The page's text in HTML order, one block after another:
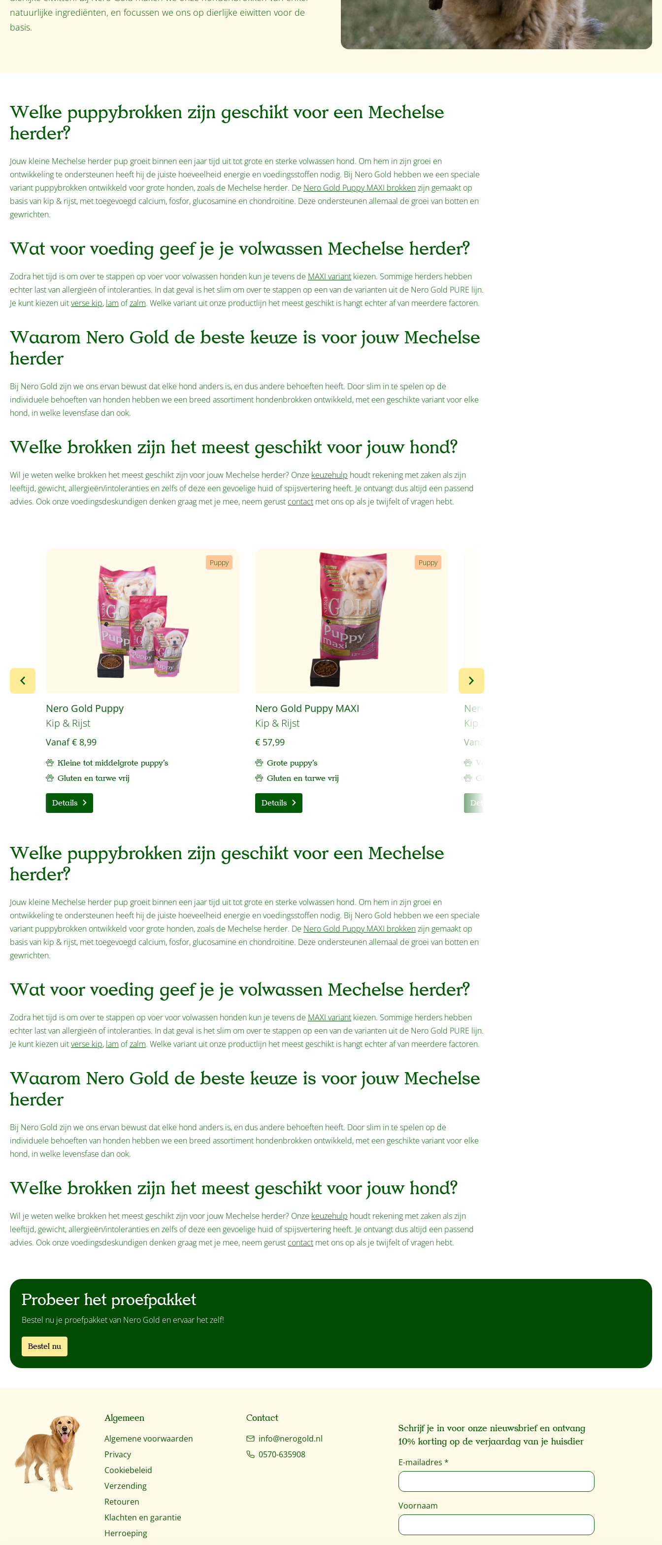
natuurlijke ingrediënten, en focussen we ons op dierlijke eiwitten voor de
basis.
Welke puppybrokken zijn geschikt voor een Mechelse
herder?
Jouw kleine Mechelse herder pup groeit binnen een jaar tijd uit tot grote en sterke volwassen hond. Om hem in zijn groei en
ontwikkeling te ondersteunen heeft hij de juiste hoeveelheid energie en voedingsstoffen nodig. Bij Nero Gold hebben we een speciale
variant puppybrokken ontwikkeld voor grote honden, zoals de Mechelse herder. De Nero Gold Puppy MAXI brokkenzijn gemaakt op
basis van kip & rijst, met toegevoegd calcium, fosfor, glucosamine en chondroitine. Deze ondersteunen allemaal de groei van botten en
gewrichten.
Wat voor voeding geef je je volwassen Mechelse herder?
Zodra het tijd is om over te stappen op voer voor volwassen honden kun je tevens de MAXI variant kiezen. Sommige herders hebben
echter last van allergieën of intoleranties. In dat geval is het slim om over te stappen op een van de varianten uit de Nero Gold PURE lijn.
Je kunt kiezen uitverse kip, lam ofzalm. Welke variant uit onze productlijn het meest geschikt is hangt echter af van meerdere factoren.
Waarom Nero Gold de beste keuze is voor jouw Mechelse
herder
Bij Nero Gold zijn we ons ervan bewust dat elke hond anders is, en dus andere behoeften heeft. Door slim in te spelen op de
individuele behoeften van honden hebben we een breed assortiment hondenbrokken ontwikkeld, met een geschikte variant voor elke
hond, in welke levensfase dan ook.
Welke brokken zijn het meest geschikt voor jouw hond?
Wil je weten welke brokken het meest geschikt zijn voor jouw Mechelse herder? Onze keuzehulp houdt rekening met zaken als zijn
leeftijd, gewicht, allergieën/intoleranties en zelfs of deze een gevoelige huid of spijsvertering heeft. Je ontvangt dus altijd een passend
advies. Ook onze voedingsdeskundigen denken graag met je mee, neem gerust contact met ons op als je twijfelt of vragen hebt.
Puppy
Nero Gold Puppy
Kip & Rijst
Vanaf€ 8,99
Kleine tot middelgrote puppy's
Gluten en tarwe vrij
Details
Puppy
Nero Gold Puppy MAXI
Kip & Rijst
€ 57,99
Grote puppy's
Gluten en tarwe vrij
Details
Nero Gold Hond Adult MINI
Kip & Rijst
Vanaf
Volwassen hond tot 10 kg
Gluten en tarwe vrij
Details
Welke puppybrokken zijn geschikt voor een Mechelse
herder?
Jouw kleine Mechelse herder pup groeit binnen een jaar tijd uit tot grote en sterke volwassen hond. Om hem in zijn groei en
ontwikkeling te ondersteunen heeft hij de juiste hoeveelheid energie en voedingsstoffen nodig. Bij Nero Gold hebben we een speciale
variant puppybrokken ontwikkeld voor grote honden, zoals de Mechelse herder. De Nero Gold Puppy MAXI brokkenzijn gemaakt op
basis van kip & rijst, met toegevoegd calcium, fosfor, glucosamine en chondroitine. Deze ondersteunen allemaal de groei van botten en
gewrichten.
Wat voor voeding geef je je volwassen Mechelse herder?
Zodra het tijd is om over te stappen op voer voor volwassen honden kun je tevens de MAXI variant kiezen. Sommige herders hebben
echter last van allergieën of intoleranties. In dat geval is het slim om over te stappen op een van de varianten uit de Nero Gold PURE lijn.
Je kunt kiezen uitverse kip, lam ofzalm. Welke variant uit onze productlijn het meest geschikt is hangt echter af van meerdere factoren.
Waarom Nero Gold de beste keuze is voor jouw Mechelse
herder
Bij Nero Gold zijn we ons ervan bewust dat elke hond anders is, en dus andere behoeften heeft. Door slim in te spelen op de
individuele behoeften van honden hebben we een breed assortiment hondenbrokken ontwikkeld, met een geschikte variant voor elke
hond, in welke levensfase dan ook.
Welke brokken zijn het meest geschikt voor jouw hond?
Wil je weten welke brokken het meest geschikt zijn voor jouw Mechelse herder? Onze keuzehulp houdt rekening met zaken als zijn
leeftijd, gewicht, allergieën/intoleranties en zelfs of deze een gevoelige huid of spijsvertering heeft. Je ontvangt dus altijd een passend
advies. Ook onze voedingsdeskundigen denken graag met je mee, neem gerust contact met ons op als je twijfelt of vragen hebt.
Probeer het proefpakket
Bestel nu je proefpakket van Nero Gold en ervaar het zelf!
Bestel nu
Algemeen
Algemene voorwaarden
Privacy
Cookiebeleid
Verzending
Retouren
Klachten en garantie
Herroeping
Contact
info@nerogold.nl
0570-635908
Schrijf je in voor onze nieuwsbrief en ontvang
10% korting op de verjaardag van je huisdier
E-mailadres *
Voornaam